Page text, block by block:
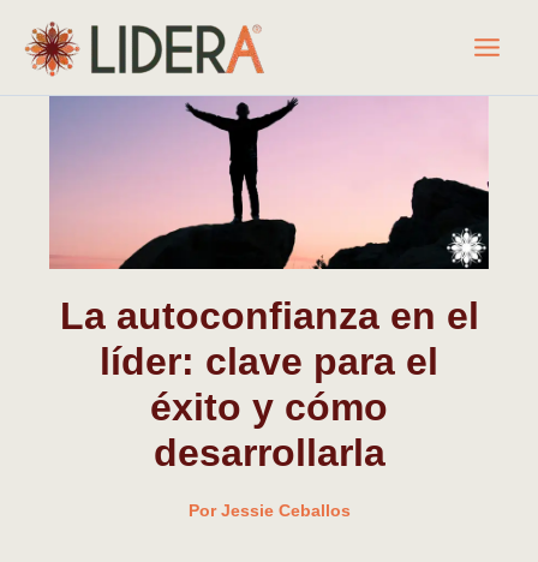
contenido
La autoconfianza en el
líder: clave para el
éxito y cómo
desarrollarla
Por Jessie Ceballos